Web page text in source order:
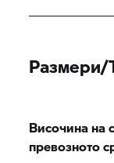
Размери/
Височина на
превозното